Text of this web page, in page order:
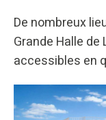
De nombreux
Grande Halle
accessibles en